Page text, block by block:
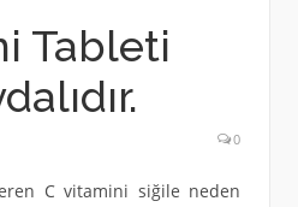
Tableti
0
C vitamini siğile neden